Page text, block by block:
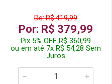
De: R$ 419,99
Por: R$ 379,99
Pix 5% OFF R$ 360,99
ou em até 7x R$ 54,28 Sem
Juros